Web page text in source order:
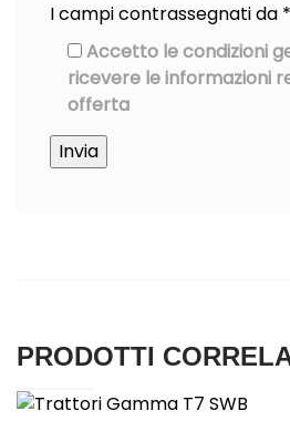
I campi contrassegnati da
Accetto le condizioni
ricevere le informazioni
offerta
PRODOTTI